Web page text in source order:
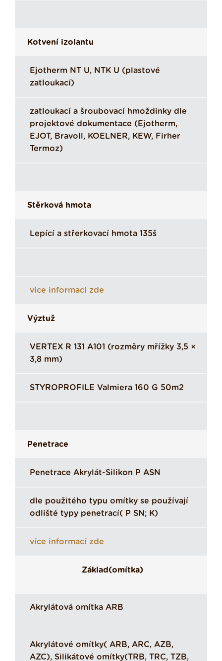
Kotvení izolantu
Ejotherm NT U, NTK U (plastové
zatloukací)
zatloukací a šroubovací hmoždinky dle
projektové dokumentace (Ejotherm,
EJOT, Bravoll, KOELNER, KEW, Firher
Termoz)
Stěrková hmota
Lepící a střerkovací hmota 135š
více informací zde
Výztuž
VERTEX R 131 A101 (rozměry mřížky 3,5 ×
3,8 mm)
STYROPROFILE Valmiera 160 G 50m2
Penetrace
Penetrace Akrylát-Silikon P ASN
dle použitého typu omítky se používají
odlišté typy penetrací( P SN; K)
více informací zde
Základ(omítka)
Akrylátová omítka ARB
Akrylátové omítky( ARB, ARC, AZB,
AZC), Silikátové omítky(TRB, TRC, TZB,